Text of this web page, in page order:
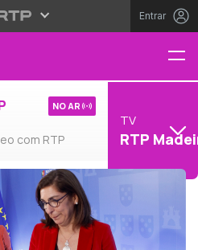
Entrar
com RTP
NO AR
TV
RTP